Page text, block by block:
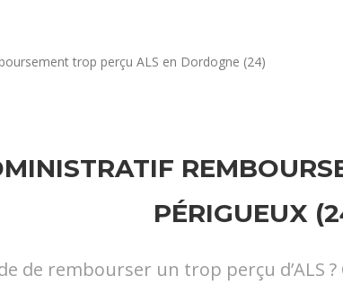
trop perçu ALS en Dordogne (24)
PÉRIGUEUX
de rembourser un trop perçu d’ALS